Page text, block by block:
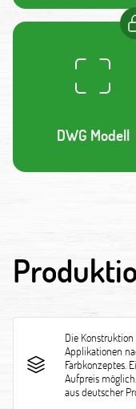
DWG Modell
Die
Applikationen
Farbkonzeptes.
Aufpreis
aus deutscher